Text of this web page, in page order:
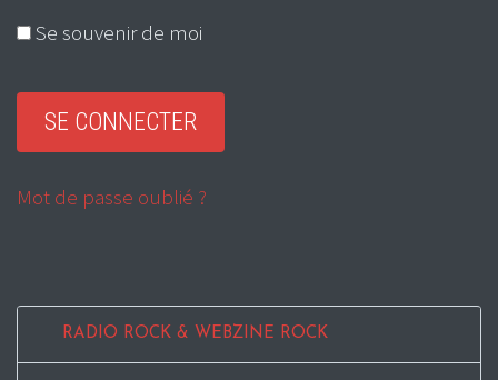
Se souvenir de moi
Mot de passe oublié ?
RADIO ROCK & WEBZINE ROCK